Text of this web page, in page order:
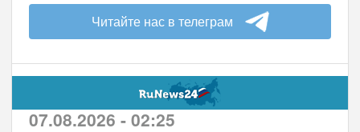
Читайте нас в телеграм
07.08.2026 - 02:25